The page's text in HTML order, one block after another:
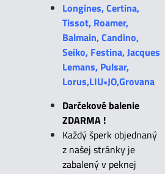
Longines, Certina,
Tissot, Roamer,
Balmain, Candino,
Seiko, Festina, Jacques
Lemans, Pulsar,
Lorus,LIU•JO,Grovana
Darčekové balenie
ZDARMA !
Každý šperk objednaný
z našej stránky je
zabalený v peknej